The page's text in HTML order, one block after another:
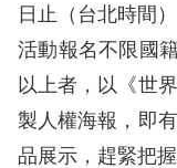
最
新
消
息
日止（台北時間
活動報名不限國
以上者，以《世
製人權海報，即
品展示，趕緊把